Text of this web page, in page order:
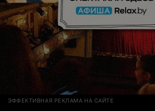
ЭФФЕКТИВНАЯ РЕКЛАМА НА САЙТЕ